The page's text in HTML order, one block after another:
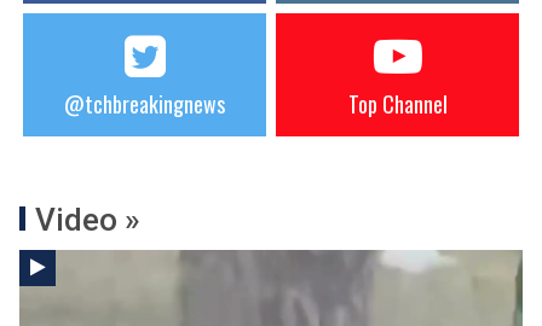
@tchbreakingnews Top Channel
Video »